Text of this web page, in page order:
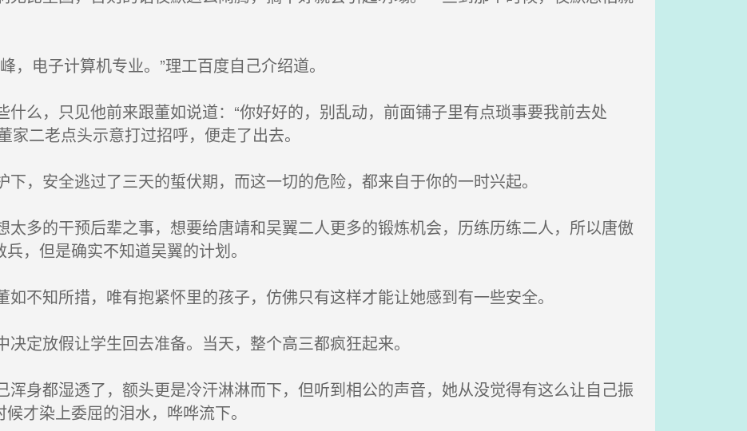
电子计算机专业。”理工百度自己介绍道。
么，只见他前来跟董如说道：“你好好的，别乱动，前面铺子里有点琐事要我前去处
家二老点头示意打过招呼，便走了出去。
，安全逃过了三天的蜇伏期，而这一切的危险，都来自于你的一时兴起。
多的干预后辈之事，想要给唐靖和吴翼二人更多的锻炼机会，历练历练二人，所以唐傲
，但是确实不知道吴翼的计划。
不知所措，唯有抱紧怀里的孩子，仿佛只有这样才能让她感到有一些安全。
定放假让学生回去准备。当天，整个高三都疯狂起来。
身都湿透了，额头更是冷汗淋淋而下，但听到相公的声音，她从没觉得有这么让自己振
才染上委屈的泪水，哗哗流下。